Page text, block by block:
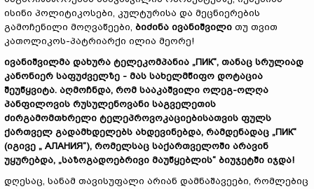
ისინი პოლიტიკოსები, კულტურისა და მეცნიერების
გამოჩენილი მოღვაწეები, ბიძინა ივანიშვილი თუ თვით
კათოლიკოს-პატრიარქი ილია მეორე!
ივანიშვილმა დახურა ტელეკომპანია „ПИК“, თანაც სრულიად
კანონიერ საფუძველზე - მას სახელმწიფო დოტაცია
შეუწყვიტა. აღმოჩნდა, რომ სააკაშვილი ოლეგ-ოლღა
პანფილოვის რუსულენოვანი საგველეთის
ძირგამომთხრელი ტელეპროვოკაციებისათვის ფულს
ქართველ გადამხდელებს ახდევინებდა, რამდენადაც „ПИК“
(იგივე „ АЛАНИЯ“), რომელსაც საქართველოში არავინ
უყურებდა, „საზოგადოებრივი მაუწყებლის“ ბიუჯეტში იჯდა!
დღესაც, სანამ თავისუფალი არიან დამნაშავეები, რომლებიც